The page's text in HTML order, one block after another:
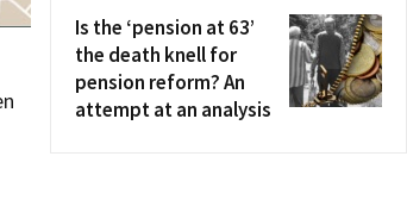
Is the ‘pension at 63’
the death knell for
pension reform? An
attempt at an analysis